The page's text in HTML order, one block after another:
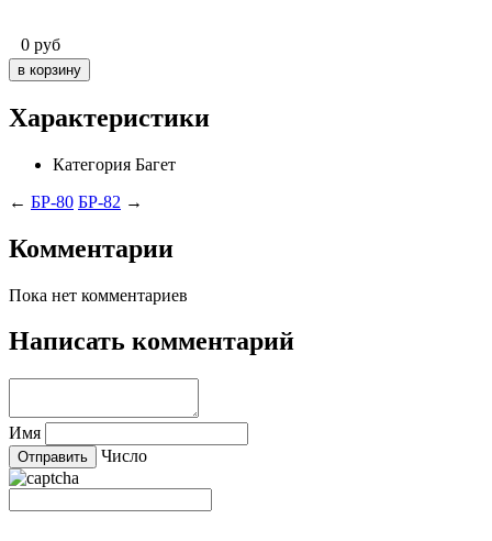
0 руб
Характеристики
Категория Багет
← БР-80 БР-82 →
Комментарии
Пока нет комментариев
Написать комментарий
Имя
Число